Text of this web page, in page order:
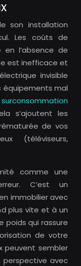
son installation
Les coûts de
en l’absence de
est inefficace et
invisible
équipements mal
surconsommation
s’ajoutent les
de vos
(téléviseurs,
comme une
C’est un
immobilier avec
plus vite et à un
poids qui rassure
de votre
peuvent sembler
avec